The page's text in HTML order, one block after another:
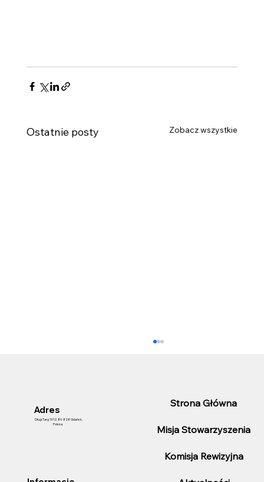
Ostatnie posty Zobacz wszystkie
25-lecie pełnienia funkcji Konsula
Strona Główna
Misja Stowarzyszenia
Komisja Rewizyjna
Adres
Długi Targ 11/12, 80-828 Gdańsk,
Polska